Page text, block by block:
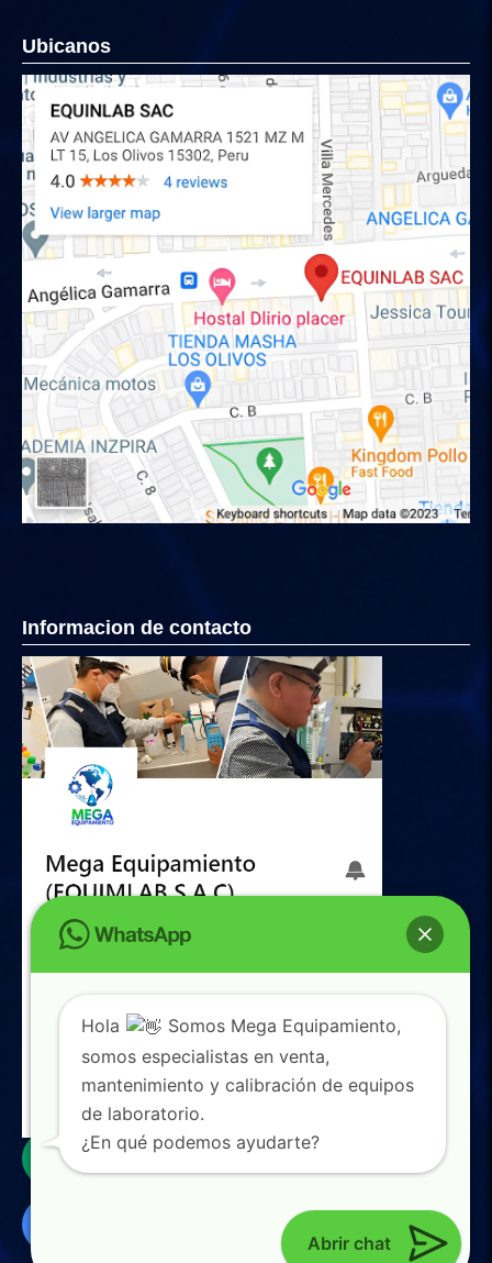
Ubicanos
Informacion de contacto
Abrir chat
Hola
Somos Mega Equipamiento,
somos especialistas en venta,
mantenimiento y calibración de equipos
de laboratorio.
¿En qué podemos ayudarte?